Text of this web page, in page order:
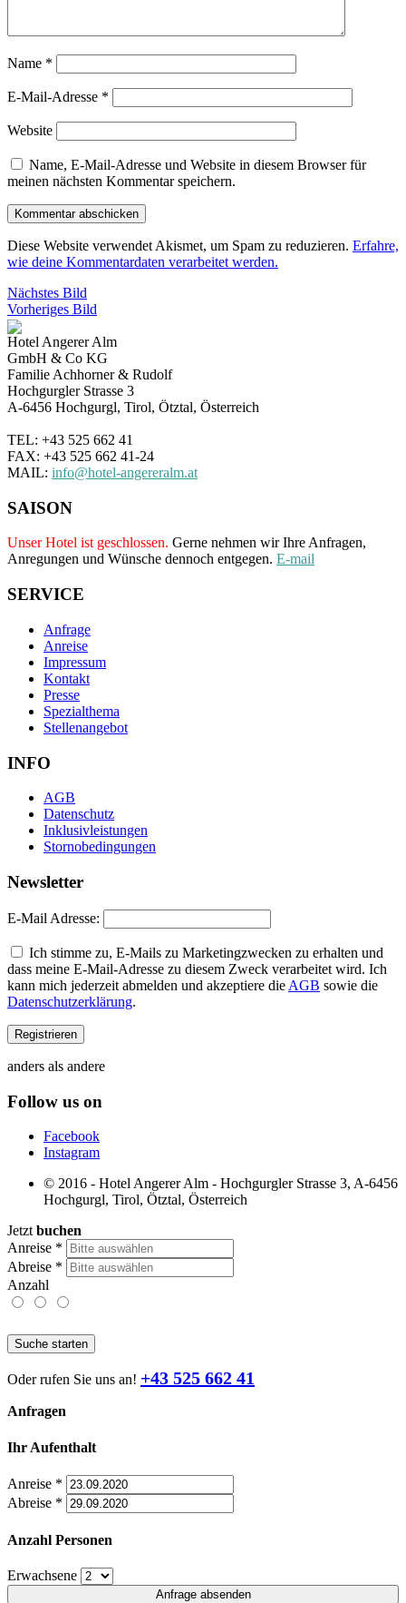
Name *
E-Mail-Adresse *
Website
Name, E-Mail-Adresse und Website in diesem Browser für
meinen nächsten Kommentar speichern.
Diese Website verwendet Akismet, um Spam zu reduzieren. Erfahre,
wie deine Kommentardaten verarbeitet werden.
Nächstes Bild
Vorheriges Bild
Hotel Angerer Alm
GmbH & Co KG
Familie Achhorner & Rudolf
Hochgurgler Strasse 3
A-6456 Hochgurgl, Tirol, Ötztal, Österreich
TEL: +43 525 662 41
FAX: +43 525 662 41-24
MAIL: info@hotel-angereralm.at
SAISON
Unser Hotel ist geschlossen. Gerne nehmen wir Ihre Anfragen,
Anregungen und Wünsche dennoch entgegen. E-mail
SERVICE
Anfrage
Anreise
Impressum
Kontakt
Presse
Spezialthema
Stellenangebot
INFO
AGB
Datenschutz
Inklusivleistungen
Stornobedingungen
Newsletter
E-Mail Adresse:
Ich stimme zu, E-Mails zu Marketingzwecken zu erhalten und
dass meine E-Mail-Adresse zu diesem Zweck verarbeitet wird. Ich
kann mich jederzeit abmelden und akzeptiere die AGB sowie die
Datenschutzerklärung.
anders als andere
Follow us on
Facebook
Instagram
© 2016 - Hotel Angerer Alm - Hochgurgler Strasse 3, A-6456
Hochgurgl, Tirol, Ötztal, Österreich
Jetzt buchen
Anreise *
Abreise *
Anzahl
Suche starten
Oder rufen Sie uns an! +43 525 662 41
Anfragen
Ihr Aufenthalt
Anreise *
Abreise *
Anzahl Personen
Erwachsene
Anfrage absenden